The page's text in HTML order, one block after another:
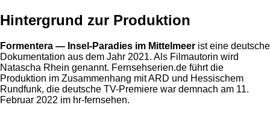
Hintergrund zur Produktion
Formentera — Insel-Paradies im Mittelmeer ist eine deutsche
Dokumentation aus dem Jahr 2021. Als Filmautorin wird
Natascha Rhein genannt. Fernsehserien.de führt die
Produktion im Zusammenhang mit ARD und Hessischem
Rundfunk, die deutsche TV-Premiere war demnach am 11.
Februar 2022 im hr-fernsehen.